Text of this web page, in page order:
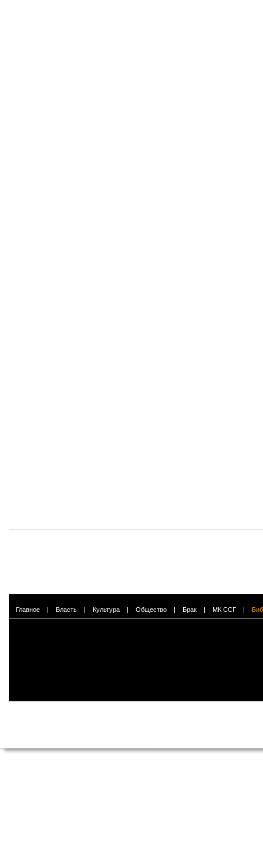
Главное | Власть | Культура | Общество | Брак | МК ССГ |